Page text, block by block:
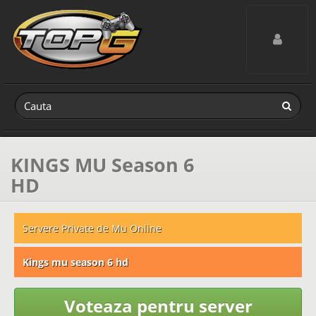
Toggle
KINGS MU Season 6
HD
Servere Private de Mu Online
Kings mu season 6 hd
Voteaza pentru server